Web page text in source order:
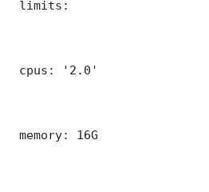
limits:
cpus: '2.0'
memory: 16G